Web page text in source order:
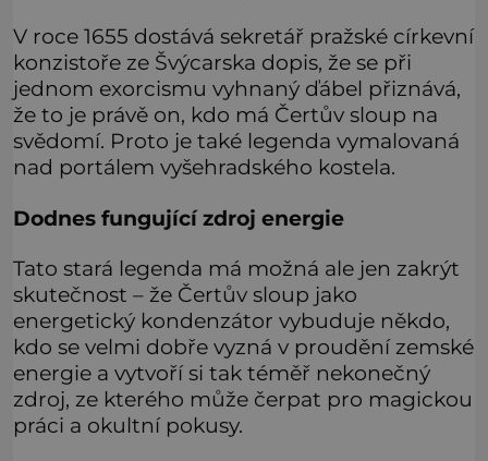
V roce 1655 dostává sekretář pražské církevní
konzistoře ze Švýcarska dopis, že se při
jednom exorcismu vyhnaný ďábel přiznává,
že to je právě on, kdo má Čertův sloup na
svědomí. Proto je také legenda vymalovaná
nad portálem vyšehradského kostela.
Dodnes fungující zdroj energie
Tato stará legenda má možná ale jen zakrýt
skutečnost – že Čertův sloup jako
energetický kondenzátor vybuduje někdo,
kdo se velmi dobře vyzná v proudění zemské
energie a vytvoří si tak téměř nekonečný
zdroj, ze kterého může čerpat pro magickou
práci a okultní pokusy.